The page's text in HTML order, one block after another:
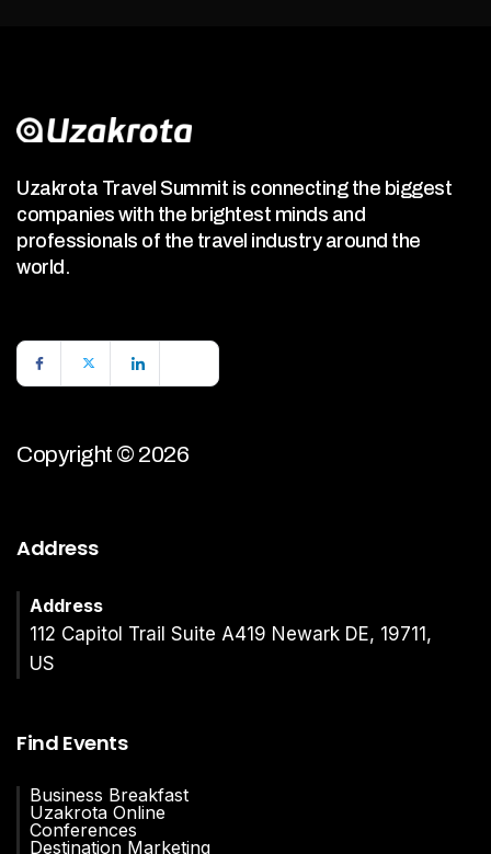
Uzakrota Travel Summit is connecting the biggest
companies with the brightest minds and
professionals of the travel industry around the
world.
Copyright © 2026
Address
Address
112 Capitol Trail Suite A419 Newark DE, 19711,
US
Find Events
Business Breakfast
Uzakrota Online
Conferences
Destination Marketing